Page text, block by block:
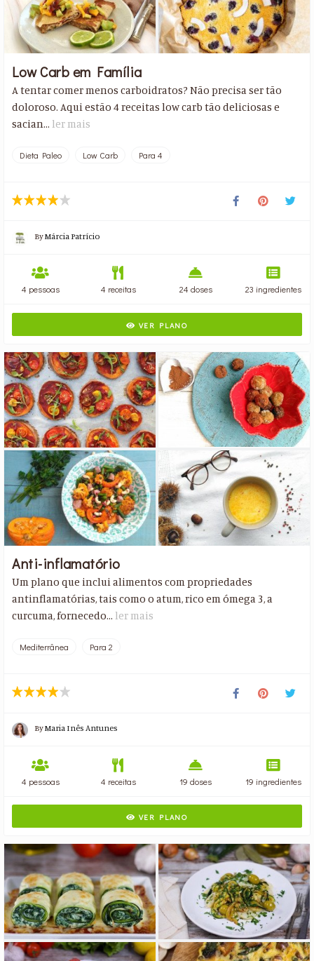
Low Carb em Família
A tentar comer menos carboidratos? Não precisa ser tão
doloroso. Aqui estão 4 receitas low carb ​tão deliciosas e
sacian... ler mais
Dieta Paleo Low Carb Para 4
ByMárcia Patrício
4 pessoas 4 receitas 24 doses 23 ingredientes
VER PLANO
Anti-inflamatório
Um plano que inclui alimentos com propriedades
antinflamatórias, tais como o atum, rico em ómega 3, a
curcuma, fornecedo...ler mais
Mediterrânea Para 2
ByMaria Inês Antunes
4 pessoas 4 receitas 19 doses 19 ingredientes
VER PLANO